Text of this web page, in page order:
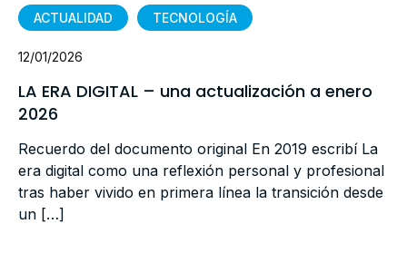
ACTUALIDAD TECNOLOGÍA
12/01/2026
LA ERA DIGITAL – una actualización a enero
2026
Recuerdo del documento original En 2019 escribí La
era digital como una reflexión personal y profesional
tras haber vivido en primera línea la transición desde
un […]